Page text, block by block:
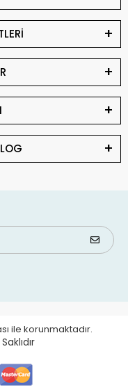
ile korunmaktadır.